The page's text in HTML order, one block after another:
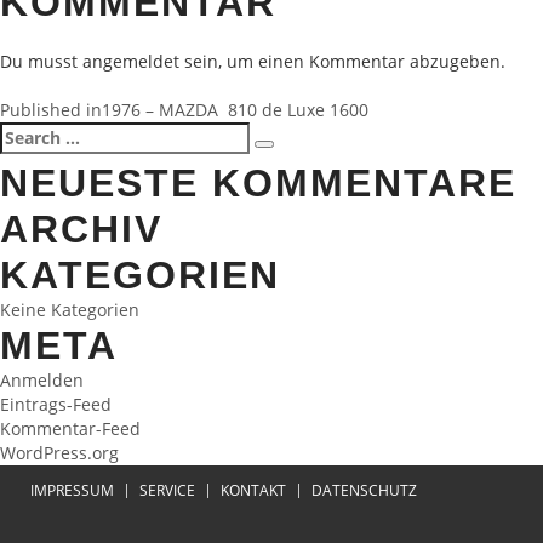
Du musst angemeldet sein, um einen Kommentar abzugeben.
BEITRAGSNAVIGATION
Published in1976 – MAZDA 810 de Luxe 1600
Search
for:
Search
NEUESTE KOMMENTARE
ARCHIV
KATEGORIEN
Keine Kategorien
META
Anmelden
Eintrags-Feed
Kommentar-Feed
WordPress.org
IMPRESSUM SERVICE KONTAKT DATENSCHUTZ